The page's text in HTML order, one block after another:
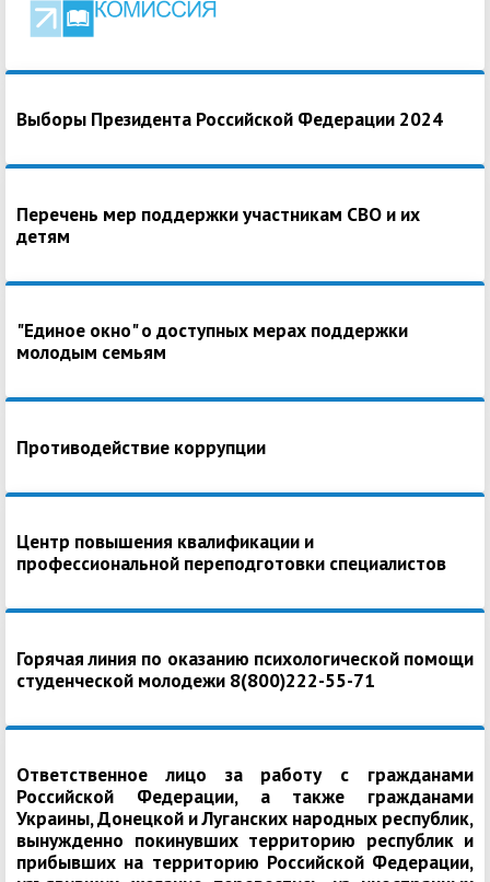
Выборы Президента Российской Федерации 2024
Перечень мер поддержки участникам СВО и их
детям
"Единое окно" о доступных мерах поддержки
молодым семьям
Противодействие коррупции
Центр повышения квалификации и
профессиональной переподготовки специалистов
Горячая линия по оказанию психологической помощи
студенческой молодежи 8(800)222-55-71
Ответственное лицо за работу с гражданами
Российской Федерации, а также гражданами
Украины, Донецкой и Луганских народных республик,
вынужденно покинувших территорию республик и
прибывших на территорию Российской Федерации,